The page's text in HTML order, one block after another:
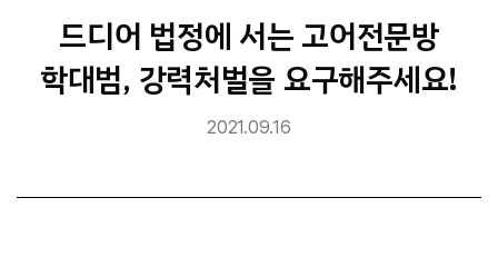
드디어 법정에 서는 고어전문방
학대범, 강력처벌을 요구해주세요!
2021.09.16